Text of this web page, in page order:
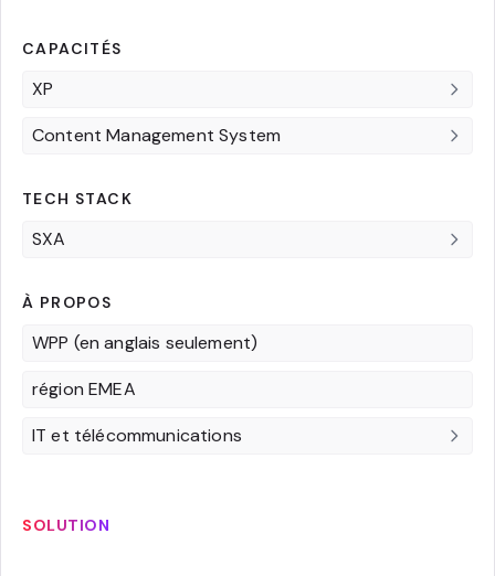
CAPACITÉS
XP
Content Management System
TECH STACK
SXA
À PROPOS
WPP (en anglais seulement)
région EMEA
IT et télécommunications
SOLUTION